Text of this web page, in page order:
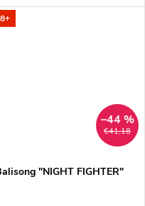
€41,18
–44 %
"NIGHT FIGHTER"